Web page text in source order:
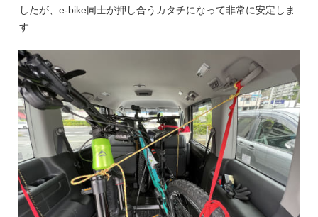
したが、e-bike同士が押し合うカタチになって非常に安定しま
す